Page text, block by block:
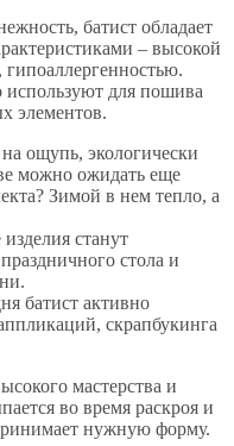
батист обладает
– высокой
используют для пошива
элементов.
ощупь, экологически
можно ожидать еще
Зимой в нем тепло, а
станут
стола и
батист активно
скрапбукинга
мастерства и
во время раскроя и
нужную форму.